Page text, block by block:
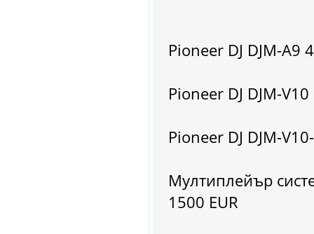
Pioneer DJ DJM-A9
Pioneer DJ DJM-
Pioneer DJ DJM-
Мултиплейър
1500 EUR